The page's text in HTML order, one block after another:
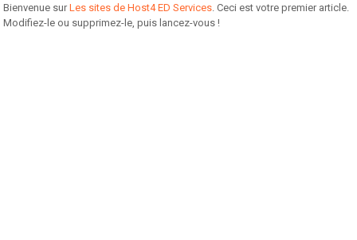
Bienvenue surLes sites de Host4 ED Services. Ceci est votre premier article.
Modifiez-le ou supprimez-le, puis lancez-vous !